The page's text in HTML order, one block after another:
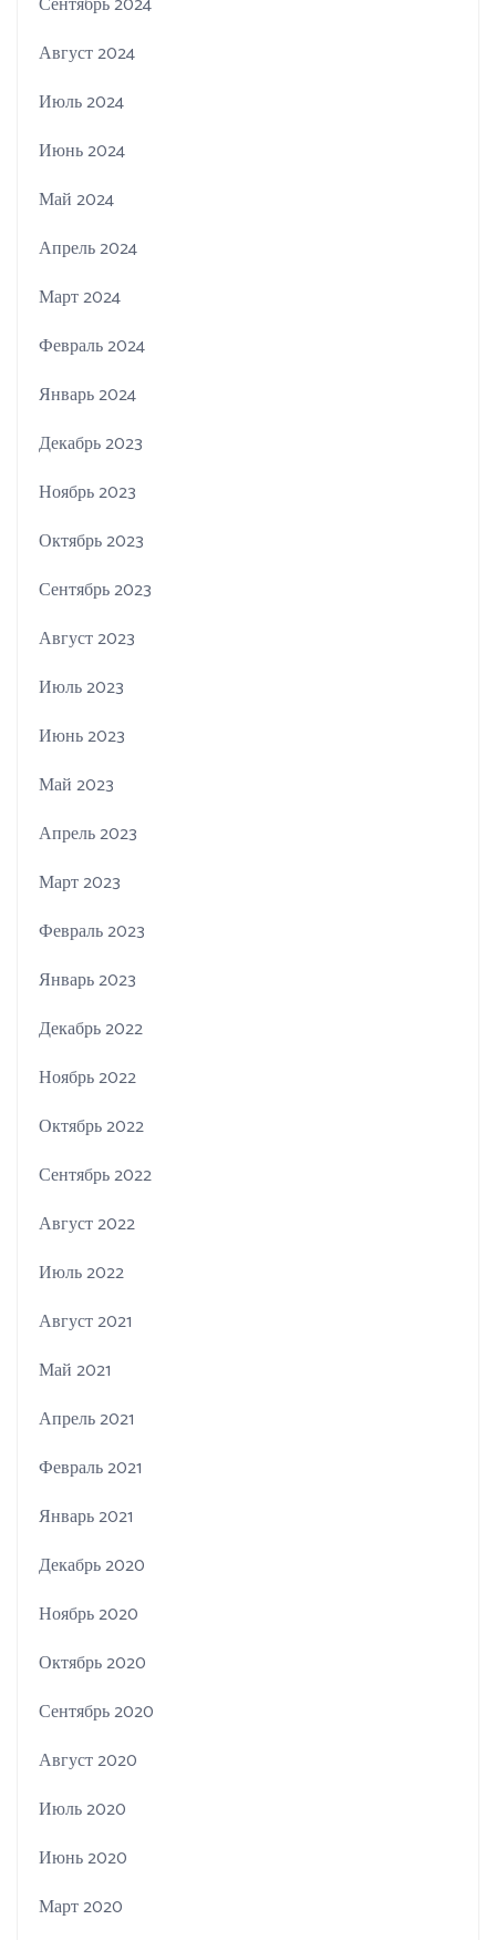
Август 2024
Июль 2024
Июнь 2024
Май 2024
Апрель 2024
Март 2024
Февраль 2024
Январь 2024
Декабрь 2023
Ноябрь 2023
Октябрь 2023
Сентябрь 2023
Август 2023
Июль 2023
Июнь 2023
Май 2023
Апрель 2023
Март 2023
Февраль 2023
Январь 2023
Декабрь 2022
Ноябрь 2022
Октябрь 2022
Сентябрь 2022
Август 2022
Июль 2022
Август 2021
Май 2021
Апрель 2021
Февраль 2021
Январь 2021
Декабрь 2020
Ноябрь 2020
Октябрь 2020
Сентябрь 2020
Август 2020
Июль 2020
Июнь 2020
Март 2020